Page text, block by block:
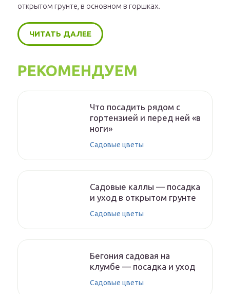
открытом грунте, в основном в горшках.
ЧИТАТЬ ДАЛЕЕ
РЕКОМЕНДУЕМ
Что посадить рядом с
гортензией и перед ней «в
ноги»
Садовые цветы
Садовые каллы — посадка
и уход в открытом грунте
Садовые цветы
Бегония садовая на
клумбе — посадка и уход
Садовые цветы